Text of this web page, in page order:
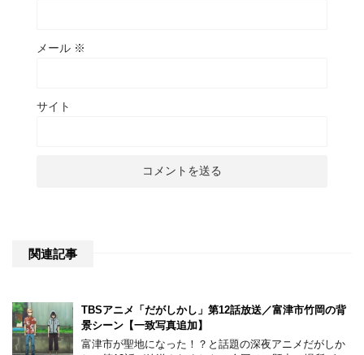
メール ※
サイト
関連記事
TBSアニメ「だがしかし」第12話放送／富津市竹岡の背
景シーン【一致写真追加】
富津市が聖地になった！？と話題の深夜アニメだがしか